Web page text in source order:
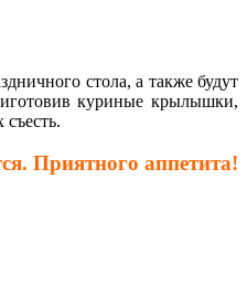
стола, а также будут
куриные крылышки,
съесть.
Приятного аппетита!